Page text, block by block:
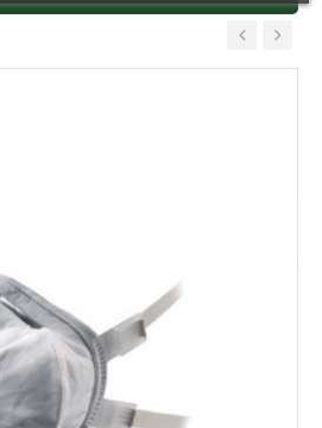
‹ ›